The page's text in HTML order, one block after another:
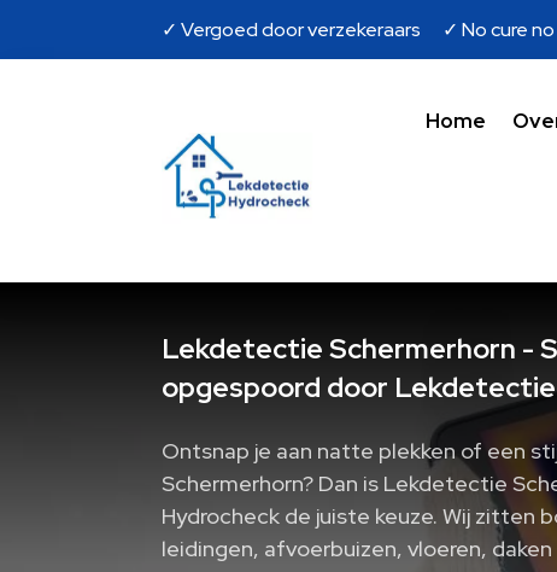
✓ Vergoed door verzekeraars ✓ No cure
Home
Lekdetectie Schermerhorn -
opgespoord door
Ontsnap je aan natte plekken of een
Schermerhorn? Dan is Lekdetectie
Hydrocheck de juiste keuze. Wij zitten
leidingen, afvoerbuizen, vloeren,